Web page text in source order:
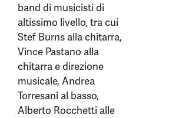
band di musicisti di
altissimo livello, tra cui
Stef Burns alla chitarra,
Vince Pastano alla
chitarra e direzione
musicale, Andrea
Torresani al basso,
Alberto Rocchetti alle